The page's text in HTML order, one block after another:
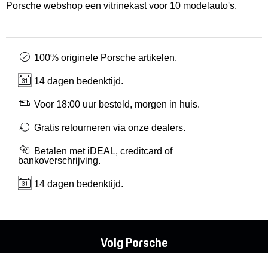
Porsche webshop een vitrinekast voor 10 modelauto's.
100% originele Porsche artikelen.
14 dagen bedenktijd.
Voor 18:00 uur besteld, morgen in huis.
Gratis retourneren via onze dealers.
Betalen met iDEAL, creditcard of
bankoverschrijving.
14 dagen bedenktijd.
Volg Porsche